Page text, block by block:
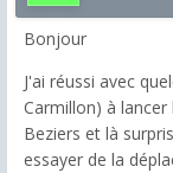
Bonjour
J'ai réussi avec
Carmillon) à lancer
Beziers et là
essayer de la